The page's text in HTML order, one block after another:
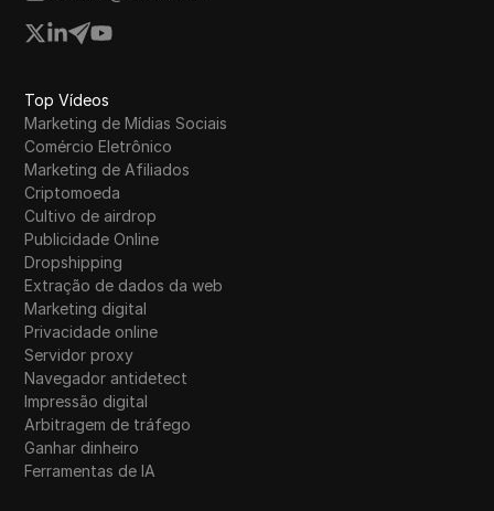
Top Vídeos
Marketing de Mídias Sociais
Comércio Eletrônico
Marketing de Afiliados
Criptomoeda
Cultivo de airdrop
Publicidade Online
Dropshipping
Extração de dados da web
Marketing digital
Privacidade online
Servidor proxy
Navegador antidetect
Impressão digital
Arbitragem de tráfego
Ganhar dinheiro
Ferramentas de IA